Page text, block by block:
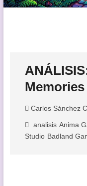
Memories
Carlos Sánchez
analisis Anima
Studio Badland